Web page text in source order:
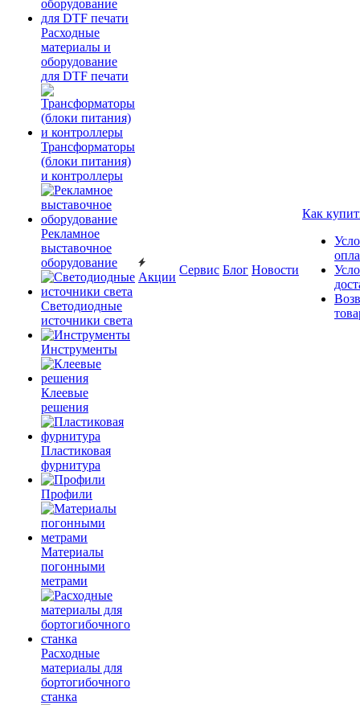
Расходные
материалы и
оборудование
для DTF печати
Трансформаторы
(блоки питания)
и контроллеры
Рекламное
выставочное
оборудование
Светодиодные
источники света
Инструменты
Клеевые
решения
Пластиковая
фурнитура
Профили
Материалы
погонными
метрами
Расходные
материалы для
бортогибочного
станка
Акции
Сервис Блог Новости
Как